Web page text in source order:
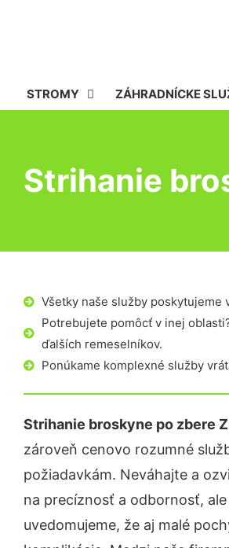
STROMY ZÁHRADNÍCKE
Strihanie
Všetky naše služby poskytujeme
Potrebujete pomôcť v inej
ďalších remeselníkov.
Ponúkame komplexné služby
Strihanie broskyne po zbere
zároveň cenovo rozumné
požiadavkám. Neváhajte a
na precíznosť a odbornosť,
uvedomujeme, že aj malé